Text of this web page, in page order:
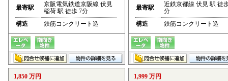
最寄駅
京阪電気鉄道京阪線 伏見
稲荷 駅 徒歩 7分
構造
鉄筋コンクリート造
最寄駅
近鉄京都線 伏見 駅 徒
分
構造
鉄筋コンクリート造
1,850 万円 1,999 万円